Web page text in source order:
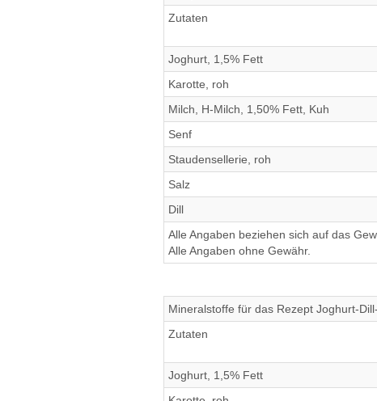
Zutaten
Joghurt, 1,5% Fett
Karotte, roh
Milch, H-Milch, 1,50% Fett, Kuh
Senf
Staudensellerie, roh
Salz
Dill
Alle Angaben beziehen sich auf das
Alle Angaben ohne Gewähr.
Mineralstoffe für das Rezept Joghurt-
Zutaten
Joghurt, 1,5% Fett